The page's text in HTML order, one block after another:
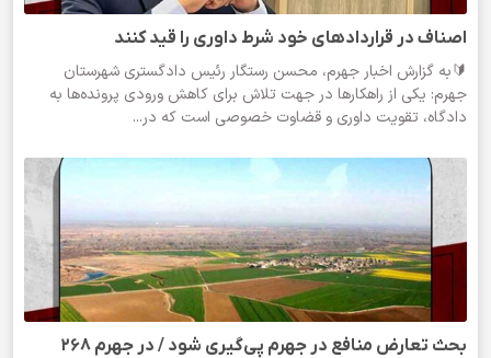
️اصناف در قراردادهای خود شرط داوری را قید کنند
🔰به گزارش اخبار جهرم، محسن رستگار رئیس دادگستری شهرستان
جهرم: یکی از راهکارها در جهت تلاش برای کاهش ورودی پرونده‌ها به
دادگاه، تقویت داوری و قضاوت خصوصی است که در...
بحث تعارض منافع در جهرم پی‌گیری شود / در جهرم ۲۶۸